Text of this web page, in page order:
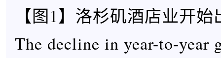
【图1】洛杉矶酒店业开
The decline in year-to-year